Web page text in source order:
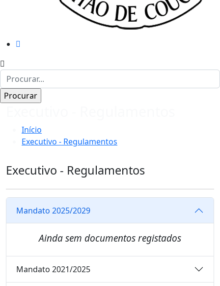
Início
Executivo - Regulamentos
Executivo - Regulamentos
Mandato 2025/2029
Ainda sem documentos registados
Mandato 2021/2025